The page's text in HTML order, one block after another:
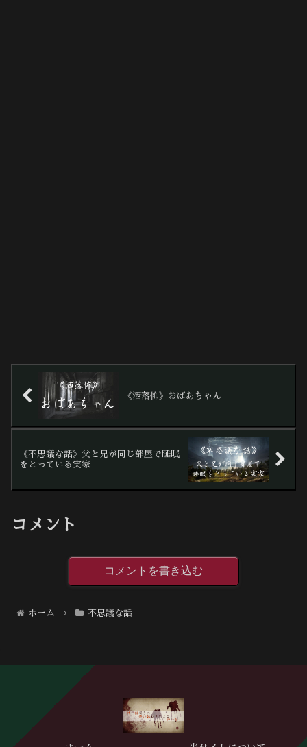
《洒落怖》おばあちゃん
《不思議な話》父と兄が同じ部屋で睡眠
をとっている実家
コメント
コメントを書き込む
ホーム 不思議な話